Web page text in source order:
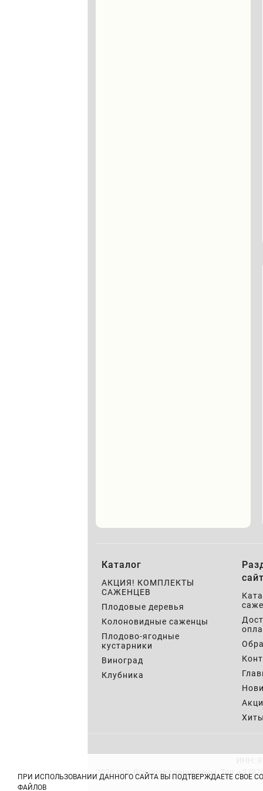
Каталог
АКЦИЯ! КОМПЛЕКТЫ
САЖЕНЦЕВ
Плодовые деревья
Колоновидные саженцы
Плодово-ягодные
кустарники
Виноград
Клубника
2026 год. Все права защищены. Тел: +7
ПРИ ИСПОЛЬЗОВАНИИ ДАННОГО САЙТА ВЫ ПОДТВЕРЖДАЕТЕ СВОЕ
ФАЙЛОВ